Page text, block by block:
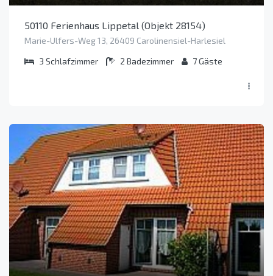
50110 Ferienhaus Lippetal (Objekt 28154)
Marie-Ulfers-Weg 13, 26409 Carolinensiel-Harlesiel
3 Schlafzimmer 2 Badezimmer 7Gäste